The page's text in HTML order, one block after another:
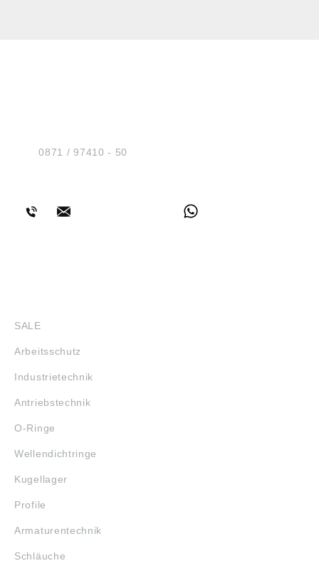
Tel.:0871 / 97410 - 50
SALE
Arbeitsschutz
Industrietechnik
Antriebstechnik
O-Ringe
Wellendichtringe
Kugellager
Profile
Armaturentechnik
Schläuche